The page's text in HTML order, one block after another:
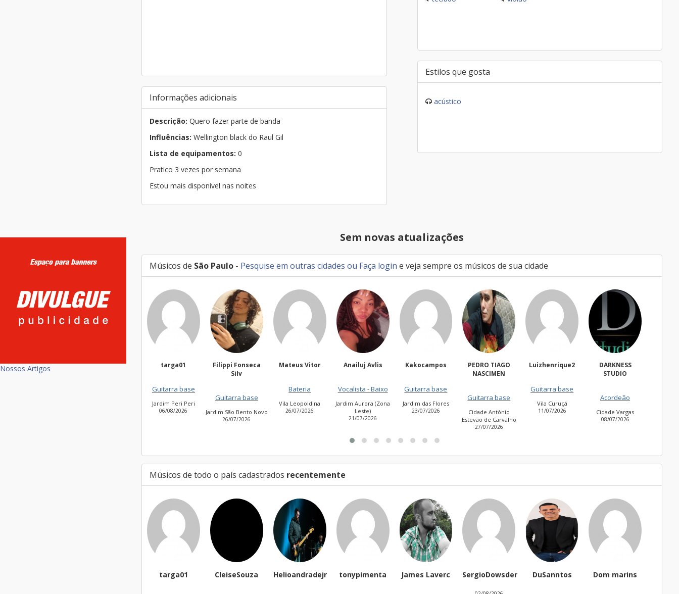
Nossos Artigos
Informações adicionais
Descrição: Quero fazer parte de banda
Influências: Wellington black do Raul Gil
Lista de equipamentos: 0
Pratico 3 vezes por semana
Estou mais disponível nas noites
Estilos que gosta
acústico
Sem novas atualizações
Músicos de São Paulo - Pesquise em outras cidades ou Faça login e veja sempre os músicos de sua cidade
Guitarra base
Jardim Peri Peri
06/08/2026
Filippi Fonseca
Guitarra base
Jardim São Bento Novo
26/07/2026
Mateus Vitor
Vila Leopoldina
26/07/2026
Anailuj Avlis
Vocalista - Baixo
Jardim Aurora (Zona
21/07/2026
Kakocampos
Guitarra base
Jardim das Flores
23/07/2026
PEDRO TIAGO
NASCIMEN
Guitarra base
Cidade Antônio
Estevão de Carvalho
27/07/2026
Luizhenrique2
Guitarra base
Vila Curuçá
DARKNESS
Acordeão
Cidade Vargas
08/07/2026
Músicos de todo o país cadastrados recentemente
targa01 CleiseSouza Helioandradejr tonypimenta James Laverc SergioDowsder DuSanntos Dom marins